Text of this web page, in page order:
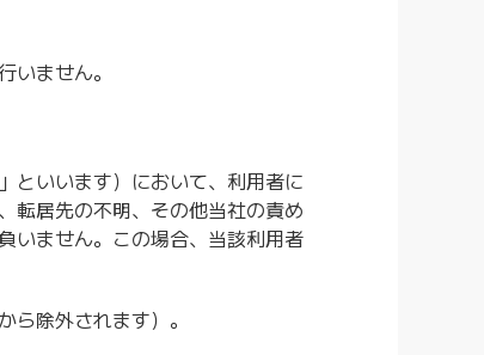
ません。
といいます）において、利用者に
転居先の不明、その他当社の責め
いません。この場合、当該利用者
除外されます）。